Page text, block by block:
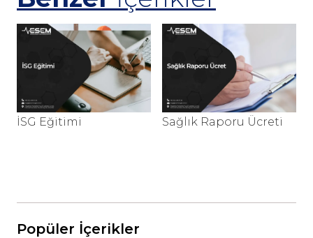
İSG Eğitimi Sağlık Raporu Ücreti
Popüler İçerikler